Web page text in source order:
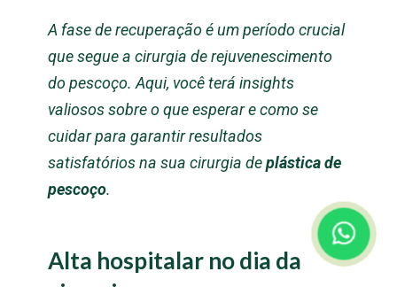
A fase de recuperação é um período crucial
que segue a cirurgia de rejuvenescimento
do pescoço. Aqui, você terá insights
valiosos sobre o que esperar e como se
cuidar para garantir resultados
satisfatórios na sua cirurgia deplástica de
pescoço.
Alta hospitalar no dia da